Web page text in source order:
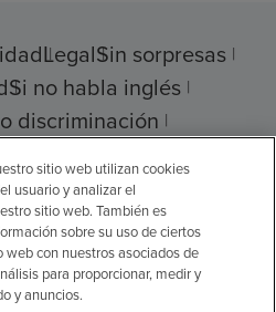
LegalSin sorpresas
Si no habla inglés
discriminación
los proveedores
Health Corporation
de cookies
sitio web utilizan cookies
usuario y analizar el
sitio web. También es
sobre su uso de ciertos
con nuestros asociados de
para proporcionar, medir y
y anuncios.